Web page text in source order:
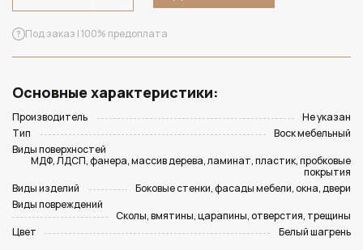
Под заказ | 100% предоплата
Основные характеристики:
Производитель
Не указан
Тип
Воск мебельный
Виды поверхностей
МДФ, ЛДСП, фанера, массив дерева, ламинат, пластик, пробковые
покрытия
Виды изделий
Боковые стенки, фасады мебели, окна, двери
Виды повреждений
Сколы, вмятины, царапины, отверстия, трещины
Цвет
Белый шагрень